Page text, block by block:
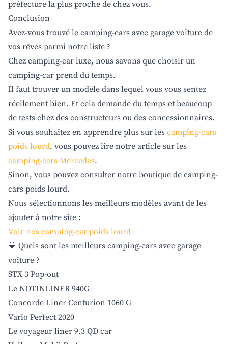
préfecture la plus proche de chez vous.
Conclusion
Avez-vous trouvé le camping-cars avec garage voiture de
vos rêves parmi notre liste ?
Chez camping-car luxe, nous savons que choisir un
camping-car prend du temps.
Il faut trouver un modèle dans lequel vous vous sentez
réellement bien. Et cela demande du temps et beaucoup
de tests chez des constructeurs ou des concessionnaires.
Si vous souhaitez en apprendre plus sur les camping-cars
poids lourd, vous pouvez lire notre article sur les
camping-cars Mercedes.
Sinon, vous pouvez consulter notre boutique de camping-
cars poids lourd.
Nous sélectionnons les meilleurs modèles avant de les
ajouter à notre site :
Voir nos camping-car poids lourd
💛 Quels sont les meilleurs camping-cars avec garage
voiture ?
STX 3 Pop-out
Le NOTINLINER 940G
Concorde Liner Centurion 1060 G
Vario Perfect 2020
Le voyageur liner 9.3 QD car